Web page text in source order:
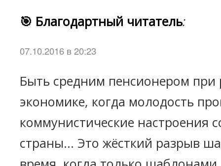
🎯 Благодартный читатель:
07.10.2016 в 20:23
Быть средним пенсионером
экономике, когда молодость
коммунистические настроения
страны... Это жёсткий разрыв